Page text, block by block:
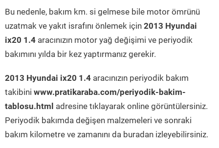
Bu nedenle, bakım km. si gelmese bile motor ömrünü
uzatmak ve yakıt israfını önlemek için 2013 Hyundai
ix20 1.4 aracınızın motor yağ değişimi ve periyodik
bakımını yılda bir kez yaptırmanız gerekir.
2013 Hyundai ix20 1.4 aracınızın periyodik bakım
takibini www.pratikaraba.com/periyodik-bakim-
tablosu.html adresine tıklayarak online görüntülersiniz.
Periyodik bakımda değişen malzemeleri ve sonraki
bakım kilometre ve zamanını da buradan izleyebilirsiniz.